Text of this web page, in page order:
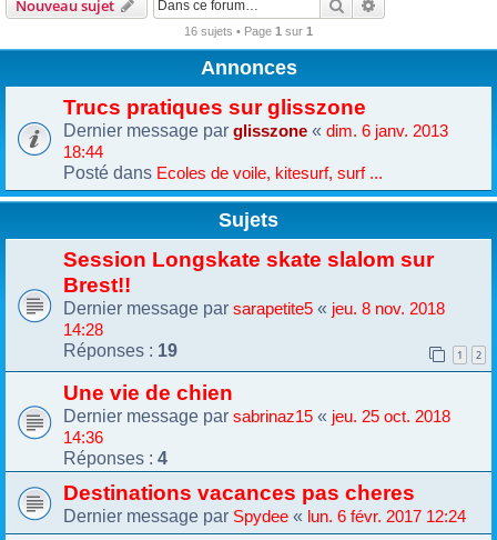
Nouveau sujet
16 sujets • Page 1 sur 1
Annonces
Trucs pratiques sur glisszone
Dernier message par glisszone « dim. 6 janv. 2013
18:44
Posté dans Ecoles de voile, kitesurf, surf ...
Sujets
Session Longskate skate slalom sur
Brest!!
Dernier message par sarapetite5 « jeu. 8 nov. 2018
14:28
Réponses : 19 1 2
Une vie de chien
Dernier message par sabrinaz15 « jeu. 25 oct. 2018
14:36
Réponses : 4
Destinations vacances pas cheres
Dernier message par Spydee « lun. 6 févr. 2017 12:24